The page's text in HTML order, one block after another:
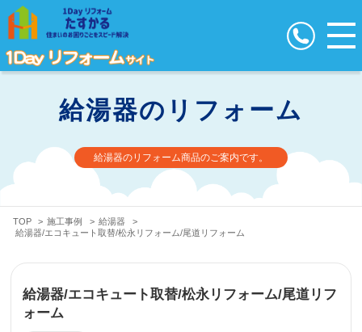
給湯器のリフォーム
給湯器のリフォーム商品のご案内です。
TOP > 施工事例 > 給湯器
>
給湯器/エコキュート取替/松永リフォーム/尾道リフォーム
給湯器/エコキュート取替/松永リフォーム/尾道リフ
ォーム